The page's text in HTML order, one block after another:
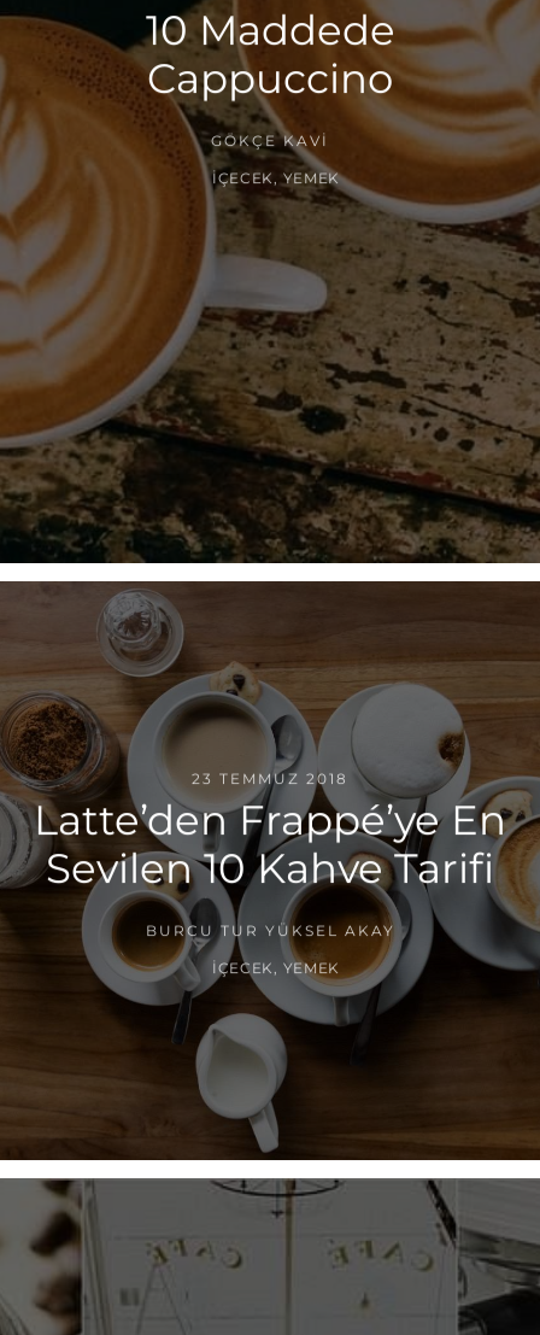
10 Maddede
Cappuccino
GÖKÇE KAVI
İÇECEK YEMEK
23 TEMMUZ 2018
Latte’den Frappé’ye En
Sevilen 10 Kahve Tarifi
BURCU TUR YÜKSEL AKAY
İÇECEK YEMEK